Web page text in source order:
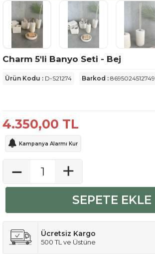
Charm 5'li Banyo Seti - Bej
Ürün Kodu : D-S21274 Barkod : 8695024512749
4.350,00 TL
Kampanya Alarmı Kur
SEPETE EKLE
Ücretsiz Kargo
500 TL ve Üstüne